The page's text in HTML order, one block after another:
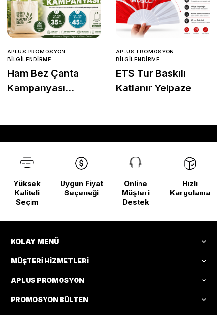
APLUS PROMOSYON
BILGILENDIRME
Ham Bez Çanta
Kampanyası
APLUS PROMOSYON
BILGILENDIRME
ETS Tur Baskılı
Katlanır Yelpaze
Yüksek
Kaliteli
Seçim
Uygun Fiyat
Seçeneği
Online
Müşteri
Destek
Hızlı
Kargolama
KOLAY MENÜ
MÜŞTERI HIZMETLERI
APLUS PROMOSYON
PROMOSYON BÜLTEN